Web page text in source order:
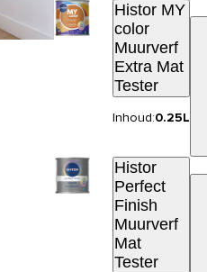
Histor MY
color
Muurverf
Extra Mat
Tester
Inhoud:0.25L
Histor
Perfect
Finish
Muurverf
Mat
Tester